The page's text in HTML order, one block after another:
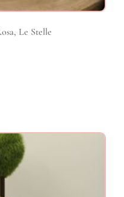
Le Stelle